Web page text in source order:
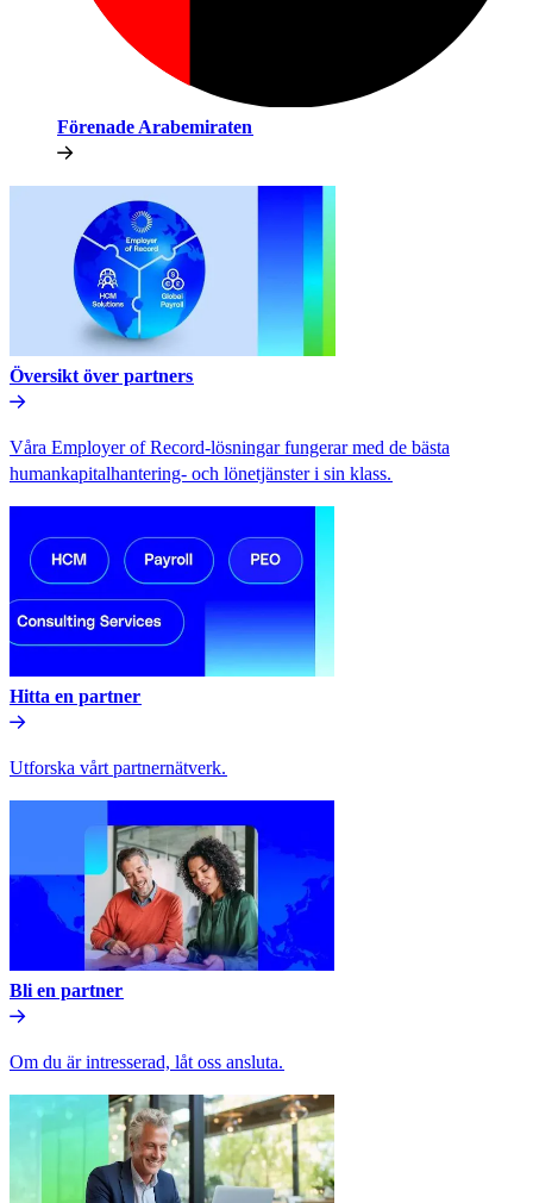
Förenade Arabemiraten​​
Översikt över partners​​
Våra Employer of Record-lösningar fungerar med de bästa
humankapitalhantering- och lönetjänster i sin klass.​​
Hitta en partner​​
Utforska vårt partnernätverk.​​
Bli en partner​​
Om du är intresserad, låt oss ansluta.​​